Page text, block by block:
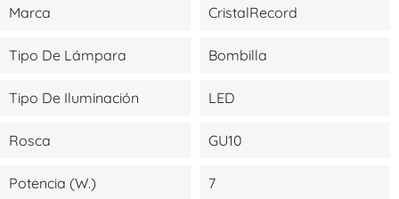
Marca CristalRecord
Tipo De Lámpara Bombilla
Tipo De Iluminación LED
Rosca GU10
Potencia (W.) 7